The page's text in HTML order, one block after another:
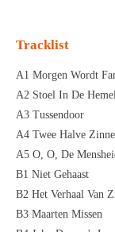
Tracklist
A1 Morgen Wordt
A2 Stoel In De
A3 Tussendoor
A4 Twee Halve
A5 O, O, De
B1 Niet Gehaast
B2 Het Verhaal Van
B3 Maarten Missen